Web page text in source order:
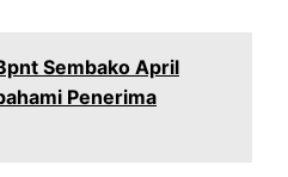
Sembako April
Penerima